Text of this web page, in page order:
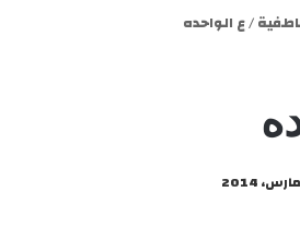
/ع الواحده